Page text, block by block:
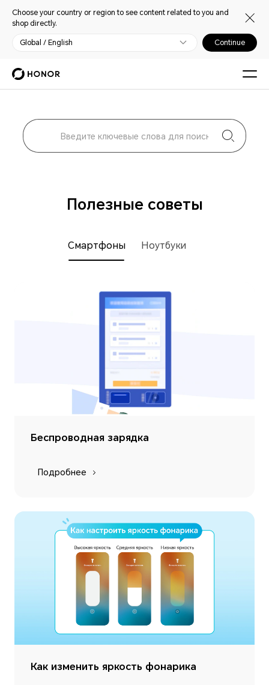
Choose your country or region to see content related to you and
shop directly.
Global / English Continue
Полезные советы
Смартфоны Ноутбуки
Беспроводная зарядка
Подробнее
Как изменить яркость фонарика